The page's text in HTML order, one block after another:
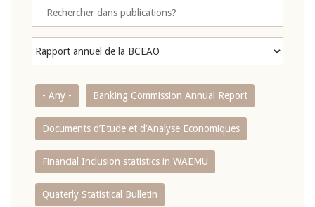
- Any - Banking Commission Annual Report
Documents d’Etude et d’Analyse Economiques
Financial Inclusion statistics in WAEMU
Quaterly Statistical Bulletin